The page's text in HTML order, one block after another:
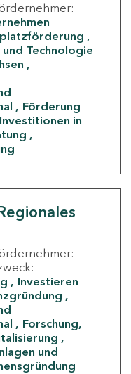
Technologie
Förderung
Investitionen in
Investieren
Forschung,
und